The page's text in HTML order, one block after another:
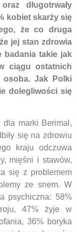
długotrwały
kobiet skarży się
że co druga
jej stan zdrowia
badania takie jak
ciągu ostatnich
osoba. Jak Polki
dolegliwości się
dla marki Berimal,
się na zdrowiu
kraju odczuwa
mięśni i stawów,
się z problemem
ze snem. W
psychiczna: 58%
47% żyje w
36% boryka